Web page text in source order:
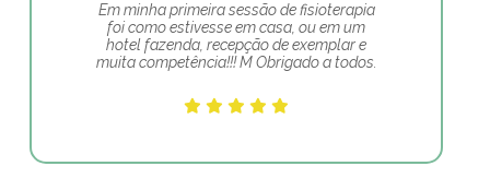
Em minha primeira sessão de fisioterapia
foi como estivesse em casa, ou em um
hotel fazenda, recepção de exemplar e
muita competência!!! M Obrigado a todos.